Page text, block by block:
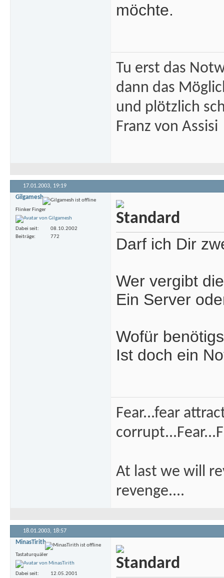
möchte.
Tu erst das
dann das
und plötzlich
Franz von Assisi
17.01.2003, 19:19
Gilgamesh
Flinker Finger
Dabei seit
08.10.2002
Beiträge
772 Darf ich Dir
Wer vergibt
Ein Server
Wofür
Ist doch ein
Fear...fear
At last we will
revenge....
18.01.2003, 18:57
MinasTirith
Tastaturquäler
Dabei seit
12.05.2001